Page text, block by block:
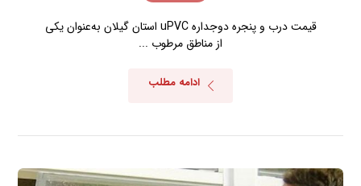
قیمت درب و پنجره دوجداره uPVC استان گیلان به‌عنوان یکی
از مناطق مرطوب ...
ادامه مطلب